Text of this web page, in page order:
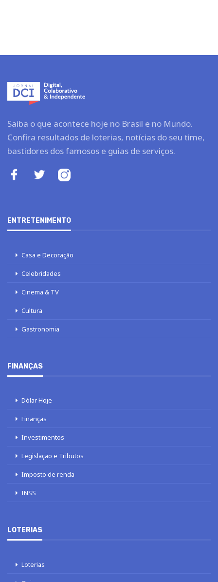
Saiba o que acontece hoje no Brasil e no Mundo.
Confira resultados de loterias, notícias do seu time,
bastidores dos famosos e guias de serviços.
ENTRETENIMENTO
Casa e Decoração
Celebridades
Cinema & TV
Cultura
Gastronomia
FINANÇAS
Dólar Hoje
Finanças
Investimentos
Legislação e Tributos
Imposto de renda
INSS
LOTERIAS
Loterias